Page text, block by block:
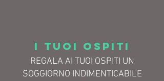
I TUOI OSPITI
REGALA AI TUOI OSPITI UN
SOGGIORNO INDIMENTICABILE